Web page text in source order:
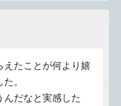
えたことが何より嬉
。
んだなと実感した